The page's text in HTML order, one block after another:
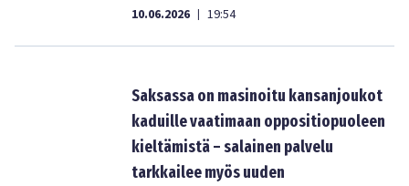
10.06.2026 | 19:54
Saksassa on masinoitu kansanjoukot
kaduille vaatimaan oppositiopuoleen
kieltämistä – salainen palvelu
tarkkailee myös uuden